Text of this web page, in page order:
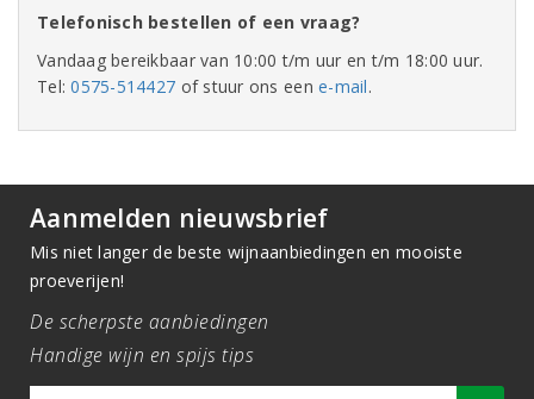
Telefonisch bestellen of een vraag?
Vandaag bereikbaar van 10:00 t/m uur en t/m 18:00 uur.
Tel:0575-514427 of stuur ons eene-mail.
Aanmelden nieuwsbrief
Mis niet langer de beste wijnaanbiedingen en mooiste
proeverijen!
De scherpste aanbiedingen
Handige wijn en spijs tips